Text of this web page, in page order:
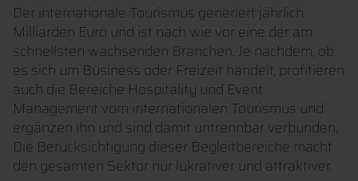
Der internationale Tourismus generiert jährlich
Milliarden Euro und ist nach wie vor eine der am
schnellsten wachsenden Branchen. Je nachdem, ob
es sich um Business oder Freizeit handelt, profitieren
auch die Bereiche Hospitality und Event
Management vom internationalen Tourismus und
ergänzen ihn und sind damit untrennbar verbunden.
Die Berücksichtigung dieser Begleitbereiche macht
den gesamten Sektor nur lukrativer und attraktiver.